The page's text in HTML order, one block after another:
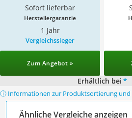
Sofort lieferbar
Herstellergarantie
1 Jahr
Vergleichssieger
Zum Angebot »
Erhältlich bei *
ⓘ Informationen zur Produktsortierung und
Ähnliche Vergleiche anzeigen